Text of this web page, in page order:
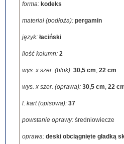
forma: kodeks
materiał (podłoża): pergamin
język: łaciński
ilość kolumn: 2
wys. x szer. (blok): 30,5 cm, 22 cm
wys. x szer. (oprawa): 30,5 cm, 22
l. kart (opisowa): 37
powstanie oprawy: średniowiecze
oprawa: deski obciągnięte gładką